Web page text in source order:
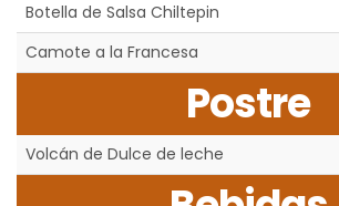
Botella de Salsa Chiltepin
Camote a la Francesa
Postre
Volcán de Dulce de leche